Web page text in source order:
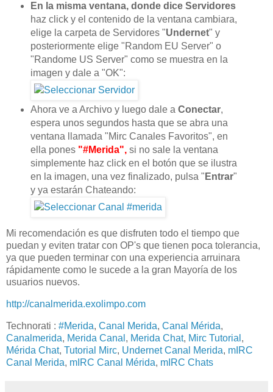
En la misma ventana, donde dice Servidores
haz click y el contenido de la ventana cambiara,
elige la carpeta de Servidores "Undernet" y
posteriormente elige "Random EU Server" o
"Randome US Server" como se muestra en la
imagen y dale a "OK":
Ahora ve a Archivo y luego dale a Conectar,
espera unos segundos hasta que se abra una
ventana llamada "Mirc Canales Favoritos", en
ella pones "#Merida",si no sale la ventana
simplemente haz click en el botón que se ilustra
en la imagen, una vez finalizado, pulsa " Entrar"
y ya estarán Chateando:
Mi recomendación es que disfruten todo el tiempo que
puedan y eviten tratar con OP's que tienen poca tolerancia,
ya que pueden terminar con una experiencia arruinara
rápidamente como le sucede a la gran Mayoría de los
usuarios nuevos.
http://canalmerida.exolimpo.com
Technorati : #Merida, Canal Merida, Canal Mérida,
Canalmerida, Merida Canal , Merida Chat, Mirc Tutorial ,
Mérida Chat, Tutorial Mirc, Undernet Canal Merida, mIRC
Canal Merida, mIRC Canal Mérida, mIRC Chats